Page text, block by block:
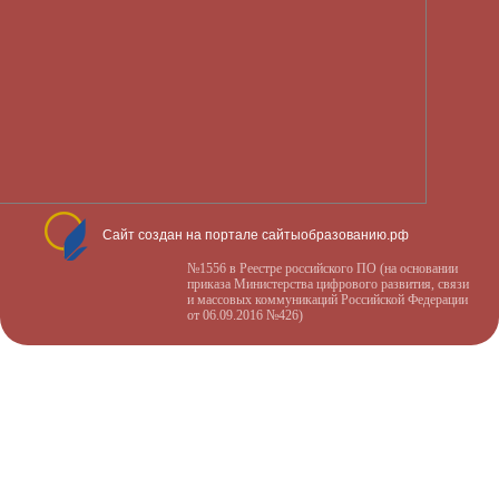
Сайт создан на портале сайтыобразованию.рф
№1556 в Реестре российского ПО (на основании
приказа Министерства цифрового развития, связи
и массовых коммуникаций Российской Федерации
от 06.09.2016 №426)